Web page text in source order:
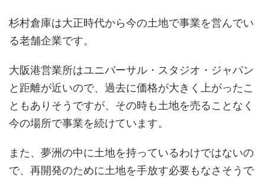
杉村倉庫は大正時代から今の土地で事業を営んでい
る老舗企業です。
大阪港営業所はユニバーサル・スタジオ・ジャパン
と距離が近いので、過去に価格が大きく上がったこ
ともありそうですが、その時も土地を売ることなく
今の場所で事業を続けています。
また、夢洲の中に土地を持っているわけではないの
で、再開発のために土地を手放す必要もなさそうで